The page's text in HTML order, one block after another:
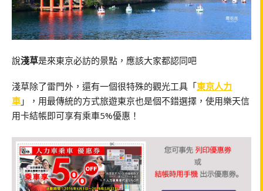
說淺草是來東京必訪的景點，應該大家都認同吧
淺草除了雷門外，還有一個很特殊的觀光工具「東京人力
車 」，用最傳統的方式旅遊東京也是個不錯選擇，使用樂天信
用卡結帳即可享有乘車5%優惠！